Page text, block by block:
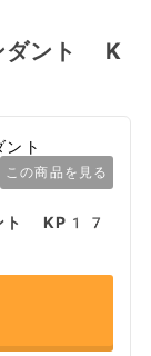
ント K
この商品を見る
ント KP17